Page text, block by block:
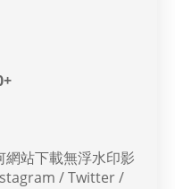
網站下載無浮水印影
/ Twitter /